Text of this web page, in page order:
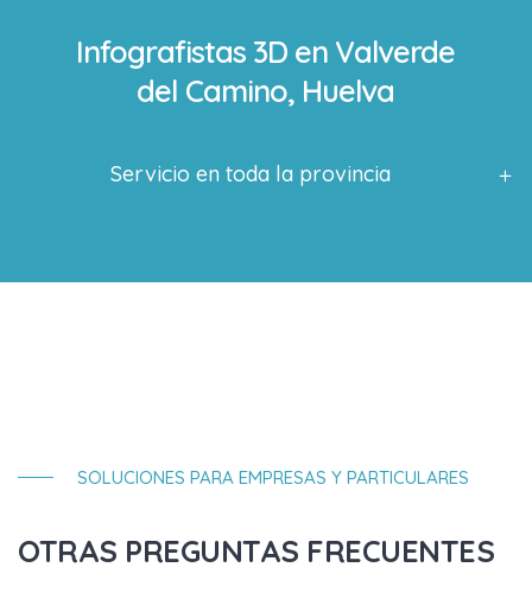
Infografistas 3D en Valverde
del Camino, Huelva
Servicio en toda la provincia
SOLUCIONES PARA EMPRESAS Y PARTICULARES
OTRAS PREGUNTAS FRECUENTES